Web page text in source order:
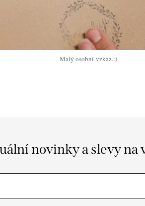
Malý osobní vzkaz.:)
novinky a slevy na